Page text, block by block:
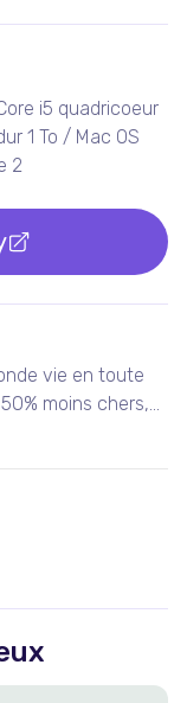
i5 quadricoeur
1 To / Mac OS
2
vie en toute
moins chers,
dans nos ateliers